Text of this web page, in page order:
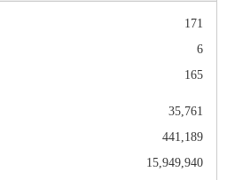
171
6
165
35,761
441,189
15,949,940